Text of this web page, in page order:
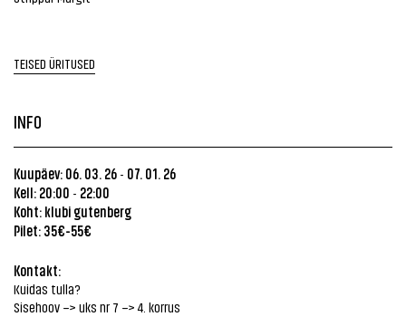
TEISED ÜRITUSED
INFO
Kuupäev: 06. 03. 26 - 07. 01. 26
Kell: 20:00 - 22:00
Koht: klubi gutenberg
Pilet: 35€-55€
Kontakt:
Kuidas tulla?
Sisehoov –> uks nr 7 –> 4. korrus